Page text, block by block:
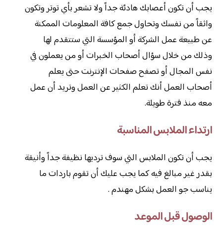
يجب أن تكون أعصابك هادئة جداً ولا تشعر بأي توتر وتكون
واثقاً من نفسك وتحاول جمع كافة المعلومات الممكنة
عن طبيعة عمل الشركة أو المؤسسة التي ستتقدم لها
وذلك من خلال سؤال أصحاب الخبرات أو من يعملون في
نفس المجال أو تصفح صفحات الإنترنت حتى يعلم
أصحاب العمل أنك تعلم الكثير عن العمل وتريد أن عمل
معه منذ فترة طويلة.
ارتداء الملابس المناسبة
يجب أن تكون الملابس التي سوف ترديها نظيفة جداً وأنيقة
بقدر غير مبالغ فيه كما يجب عليك أن تقوم باردات ما
يناسب جو العمل بشكل مهندم .
الوصول قبل الموعد